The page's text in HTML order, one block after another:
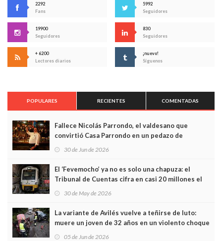
2292
Fans
5992
Seguidores
19900
Seguidores
830
Seguidores
+ 6200
Lectores diarios
¡nuevo!
Síguenos
POPULARES RECIENTES COMENTADAS
Fallece Nicolás Parrondo, el valdesano que
convirtió Casa Parrondo en un pedazo de
Asturias en Madrid
30 de Jun de 2026
El ‘Fevemocho’ ya no es solo una chapuza: el
Tribunal de Cuentas cifra en casi 20 millones el
sobrecoste de los trenes que no cabían por los
30 de May de 2026
La variante de Avilés vuelve a teñirse de luto:
muere un joven de 32 años en un violento choque
frontal
05 de Jun de 2026